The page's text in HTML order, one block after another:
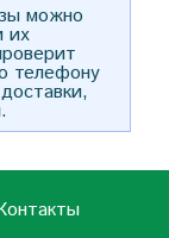
можно
их
телефону